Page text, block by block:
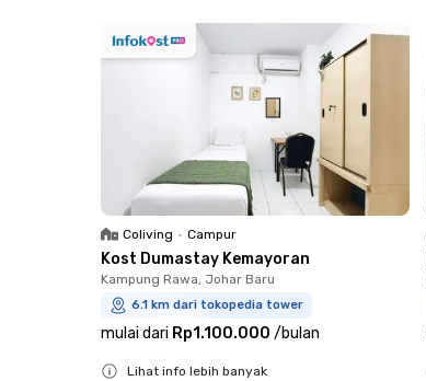
Coliving • Campur
Kost Dumastay Kemayoran
Kampung Rawa, Johar Baru
6.1 km dari tokopedia tower
mulai dari Rp1.100.000 /bulan
Lihat info lebih banyak